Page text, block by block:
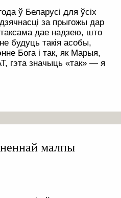
ў Беларусі для ўсіх
за прыгожы дар
дае надзею, што
будуць такія асобы,
Бога і так, як Марыя,
гэта значыць «так» — я
малпы